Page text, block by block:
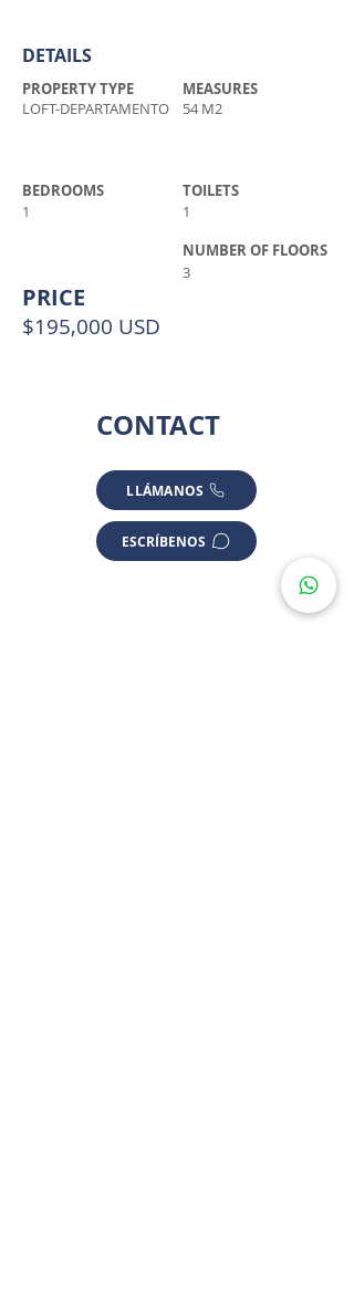
DETAILS
PROPERTY TYPE
LOFT-DEPARTAMENTO
MEASURES
54 M2
BEDROOMS
1
TOILETS
1
NUMBER OF FLOORS
3
PRICE
$195,000 USD
CONTACT
LLÁMANOS
ESCRÍBENOS